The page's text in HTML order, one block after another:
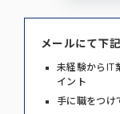
メールにて下
未経験からIT
イント
手に職をつけ